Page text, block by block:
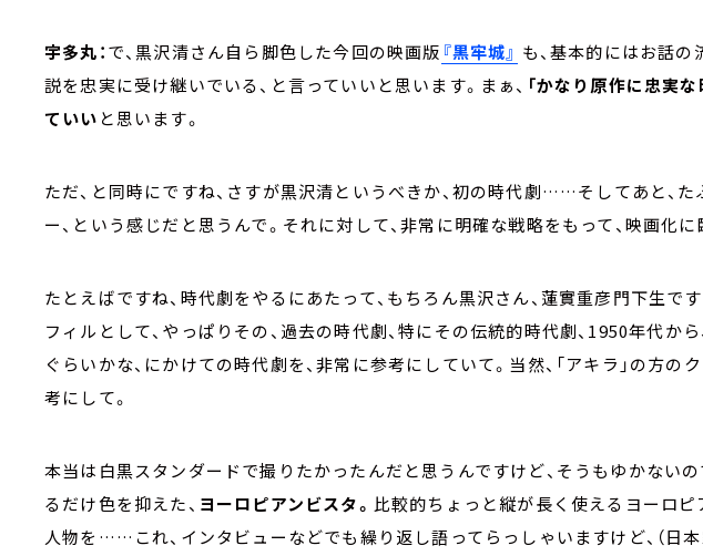
宇多丸：で、黒沢清さん自ら脚色した今回の映画版 『黒牢城』 も、基本的にはお話
説を忠実に受け継いでいる、と言っていいと思います。まぁ、 「かなり原作に忠実
ていい と思います。
ただ、と同時にですね、さすが黒沢清というべきか、初の時代劇……そしてあと、
ー、という感じだと思うんで。それに対して、非常に明確な戦略をもって、映画化に
たとえばですね、時代劇をやるにあたって、もちろん黒沢さん、蓮實重彦門下生で
フィルとして、やっぱりその、過去の時代劇、特にその伝統的時代劇、1950年代か
ぐらいかな、にかけての時代劇を、非常に参考にしていて。当然、「アキラ」の方の
考にして。
本当は白黒スタンダードで撮りたかったんだと思うんですけど、そうもゆかないの
るだけ色を抑えた、 ヨーロピアンビスタ。 比較的ちょっと縦が長く使えるヨーロピ
人物を……これ、インタビューなどでも繰り返し語ってらっしゃいますけど、（日